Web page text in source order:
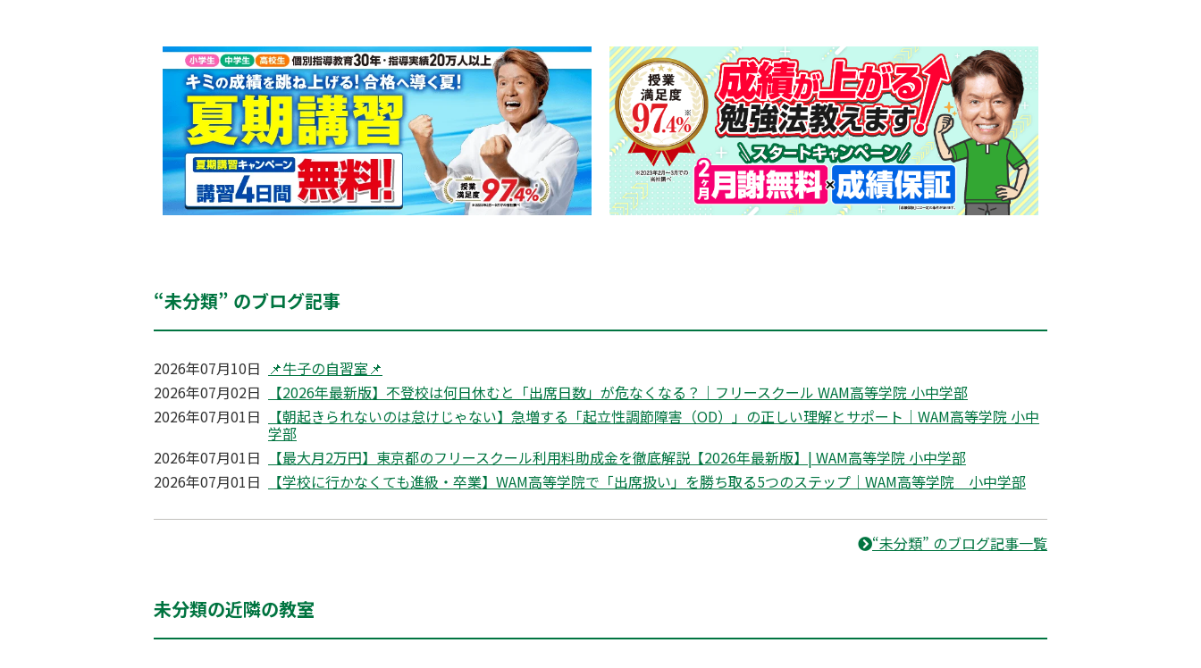
“未分類” のブログ記事
2026年07月10日 📌牛子の自習室📌
2026年07月02日
【2026年最新版】不登校は何日休むと「出席日数」が危なくなる？｜フリースクール WAM高等学院 小中学部
2026年07月01日
【朝起きられないのは怠けじゃない】急増する「起立性調節障害（OD）」の正しい理解とサポート｜WAM高等学院 小中
学部
2026年07月01日
【最大月2万円】東京都のフリースクール利用料助成金を徹底解説【2026年最新版】| WAM高等学院 小中学部
2026年07月01日
【学校に行かなくても進級・卒業】WAM高等学院で「出席扱い」を勝ち取る5つのステップ｜WAM高等学院 小中学部
“未分類” のブログ記事一覧
未分類の近隣の教室